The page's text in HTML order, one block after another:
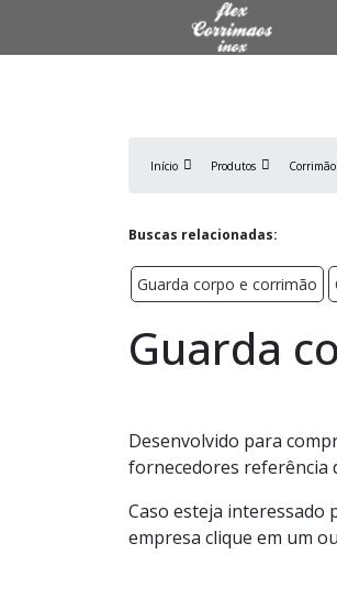
Início Produtos
Buscas relacionadas:
Guarda corpo e corrimão
Guarda
Desenvolvido para
fornecedores referência
Caso esteja interessado
empresa clique em um